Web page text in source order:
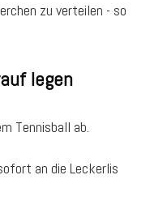
zu verteilen - so
legen
Tennisball ab.
an die Leckerlis